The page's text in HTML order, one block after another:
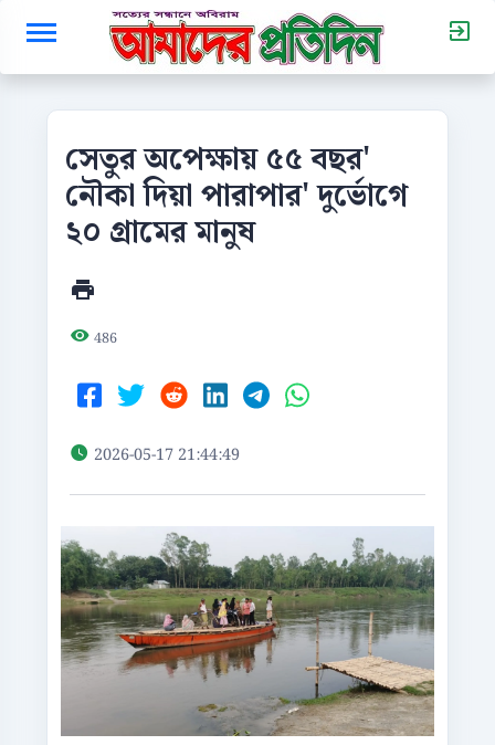
সেতুর অপেক্ষায় ৫৫ বছর'
নৌকা দিয়া পারাপার' দুর্ভোগে
২০ গ্রামের মানুষ
486
2026-05-17 21:44:49